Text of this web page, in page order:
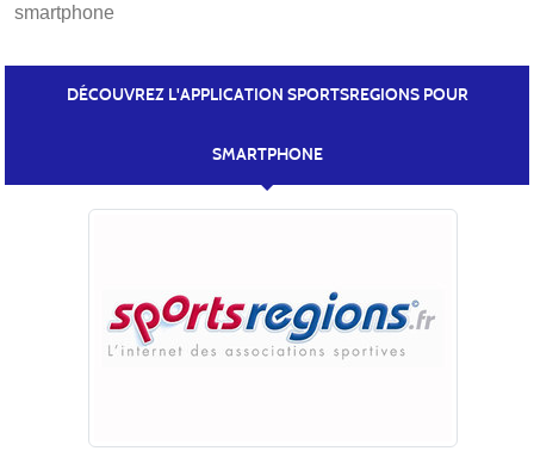
smartphone
DÉCOUVREZ L'APPLICATION SPORTSREGIONS POUR
SMARTPHONE